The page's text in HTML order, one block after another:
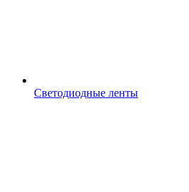
Светодиодные ленты